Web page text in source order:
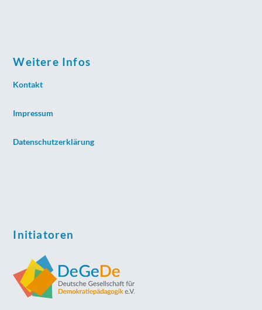
Weitere Infos
Kontakt
Impressum
Datenschutzerklärung
Initiatoren